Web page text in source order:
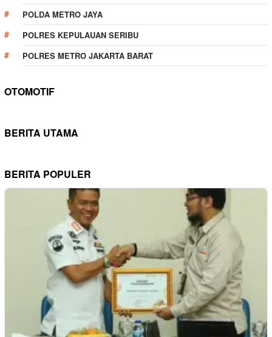
POLDA METRO JAYA
POLRES KEPULAUAN SERIBU
POLRES METRO JAKARTA BARAT
OTOMOTIF
BERITA UTAMA
BERITA POPULER